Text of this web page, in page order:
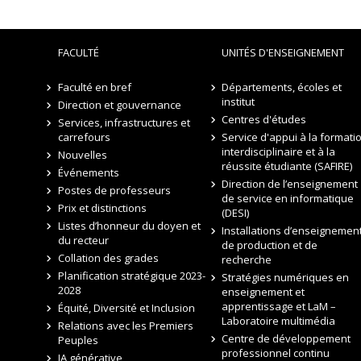
FACULTÉ
Faculté en bref
Direction et gouvernance
Services, infrastructures et
carrefours
Nouvelles
Événements
Postes de professeurs
Prix et distinctions
Listes d’honneur du doyen et
du recteur
Collation des grades
Planification stratégique 2023-
2028
Équité, Diversité et Inclusion
Relations avec les Premiers
Peuples
IA générative
UNITÉS D'ENSEIGNEMENT
Départements, écoles et
institut
Centres d'études
Service d'appui à la
interdisciplinaire et à la
réussite étudiante (SAFIRE)
Direction de l’enseignement
de service en informatique
(DESI)
Installations
de production et de
recherche
Stratégies numériques en
enseignement et
apprentissage et LaM –
Laboratoire multimédia
Centre de développement
professionnel continu